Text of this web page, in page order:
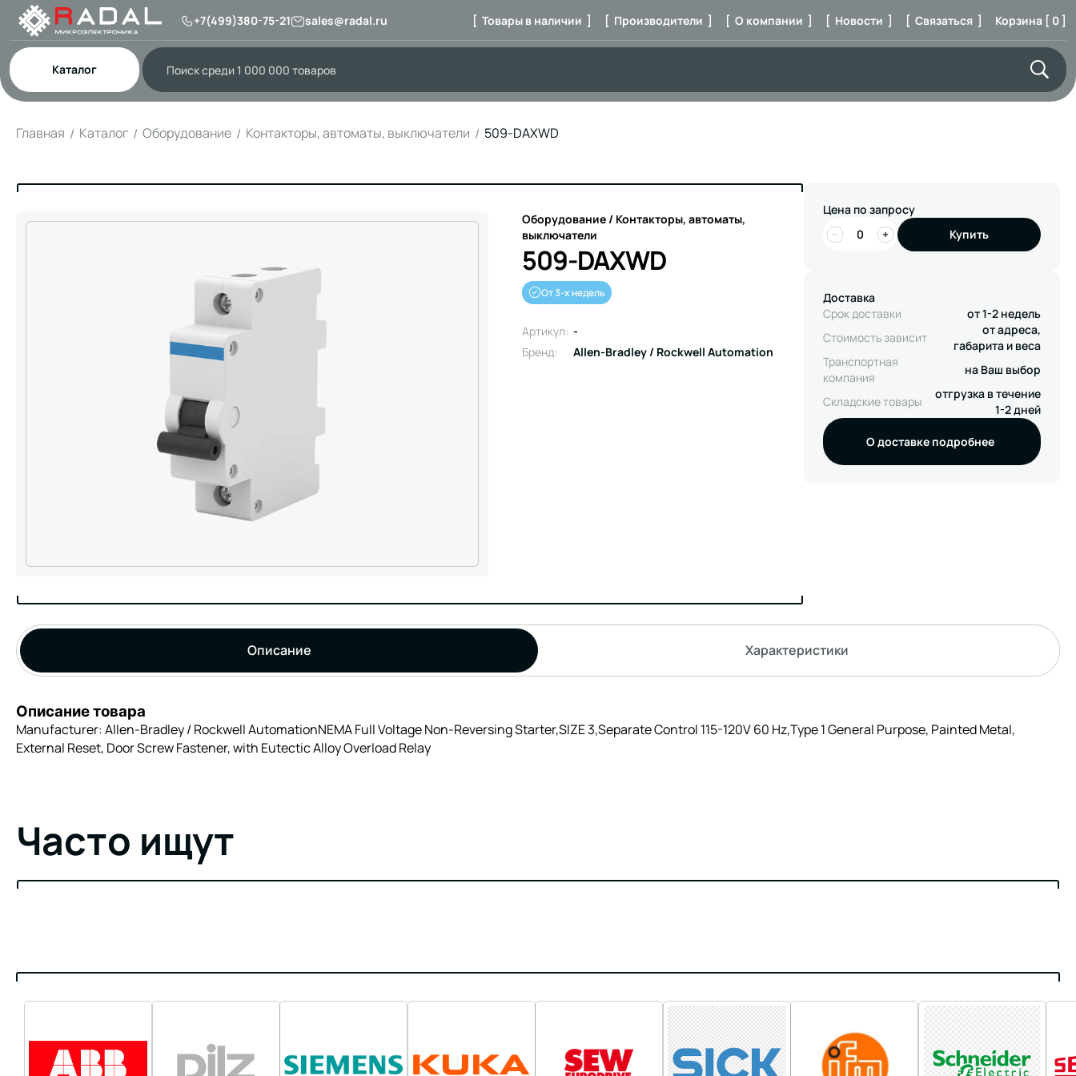
+7(499)380-75-21 sales@radal.ru [ Товары в наличии ] [ Производители ] [ О компании ] [ Новости ] [ Связаться ] Корзина [ 0 ]
Каталог
Главная Каталог Оборудование Контакторы, автоматы, выключатели 509-DAXWD
Оборудование / Контакторы, автоматы,
выключатели
509-DAXWD
От 3-х недель
Артикул: -
Бренд:
Allen-Bradley / Rockwell Automation
Цена по запросу
−
+ Купить
Доставка
Срок доставки
от 1-2 недель
Стоимость зависит
от адреса,
габарита и веса
Транспортная
компания
на Ваш выбор
Складские товары
отгрузка в течение
1-2 дней
О доставке подробнее
Описание Характеристики
Описание товара
Manufacturer: Allen-Bradley / Rockwell AutomationNEMA Full Voltage Non-Reversing Starter,SIZE 3,Separate Control 115-120V 60 Hz,Type 1 General Purpose, Painted Metal,
External Reset, Door Screw Fastener, with Eutectic Alloy Overload Relay
Часто ищут